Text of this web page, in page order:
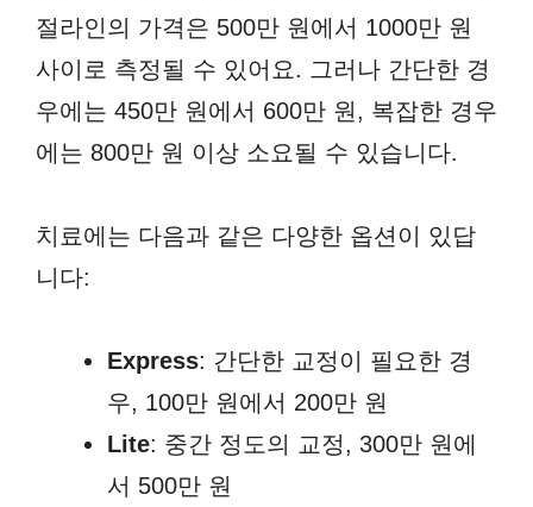
절라인의 가격은 500만 원에서 1000만 원
사이로 측정될 수 있어요. 그러나 간단한 경
우에는 450만 원에서 600만 원, 복잡한 경우
에는 800만 원 이상 소요될 수 있습니다.
치료에는 다음과 같은 다양한 옵션이 있답
니다:
Express: 간단한 교정이 필요한 경
우, 100만 원에서 200만 원
Lite: 중간 정도의 교정, 300만 원에
서 500만 원